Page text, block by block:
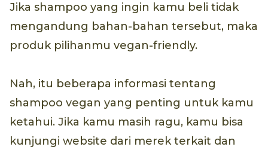
Jika shampoo yang ingin kamu beli tidak
mengandung bahan-bahan tersebut, maka
produk pilihanmu vegan-friendly.
Nah, itu beberapa informasi tentang
shampoo vegan yang penting untuk kamu
ketahui. Jika kamu masih ragu, kamu bisa
kunjungi website dari merek terkait dan